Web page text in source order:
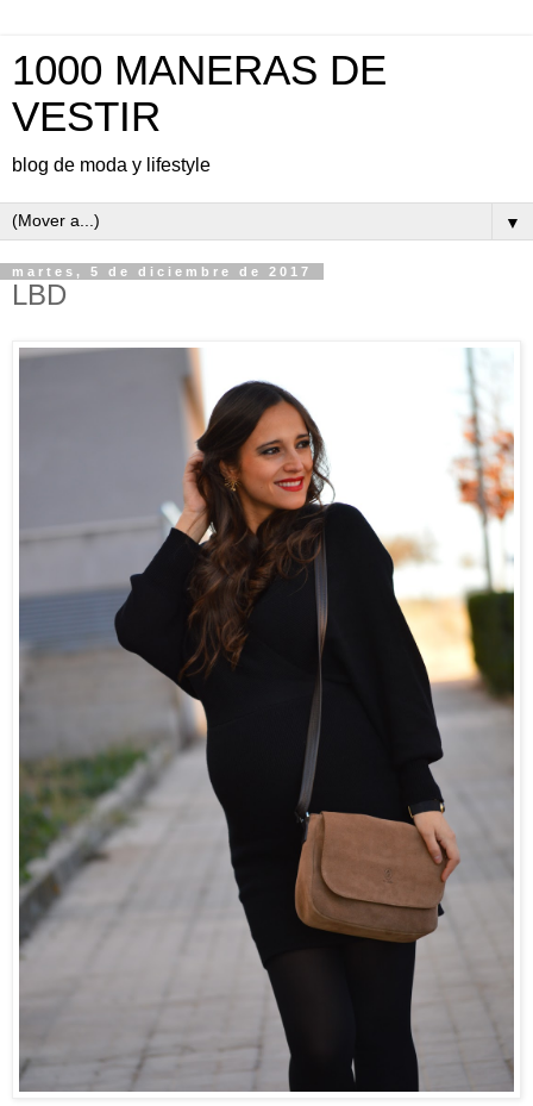
1000 MANERAS DE
VESTIR
blog de moda y lifestyle
▼
martes, 5 de diciembre de 2017
LBD